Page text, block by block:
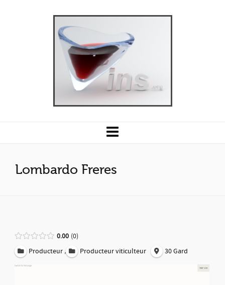
Lombardo Freres
0.00 0
Producteur , Producteur viticulteur 30 Gard